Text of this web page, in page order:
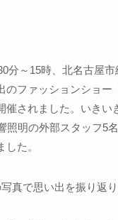
分～15時、北名古屋
のファッションショー
催されました。いきい
照明の外部スタッフ5
た。
真で思い出を振り返り